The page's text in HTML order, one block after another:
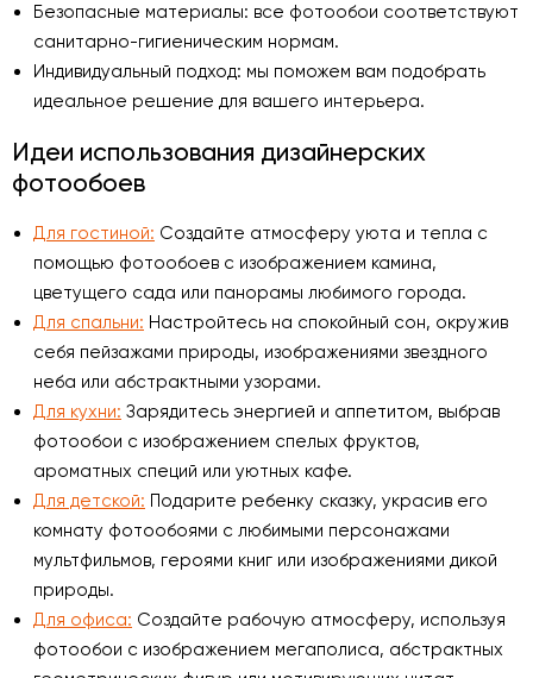
Безопасные материалы: все фотообои соответствуют
санитарно-гигиеническим нормам.
Индивидуальный подход: мы поможем вам подобрать
идеальное решение для вашего интерьера.
Идеи использования дизайнерских
фотообоев
Для гостиной: Создайте атмосферу уюта и тепла с
помощью фотообоев с изображением камина,
цветущего сада или панорамы любимого города.
Для спальни: Настройтесь на спокойный сон, окружив
себя пейзажами природы, изображениями звездного
неба или абстрактными узорами.
Для кухни: Зарядитесь энергией и аппетитом, выбрав
фотообои с изображением спелых фруктов,
ароматных специй или уютных кафе.
Для детской: Подарите ребенку сказку, украсив его
комнату фотообоями с любимыми персонажами
мультфильмов, героями книг или изображениями дикой
природы.
Для офиса: Создайте рабочую атмосферу, используя
фотообои с изображением мегаполиса, абстрактных